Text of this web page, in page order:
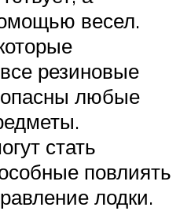
весел.
резиновые
опасны любые
стать
повлиять
лодки.